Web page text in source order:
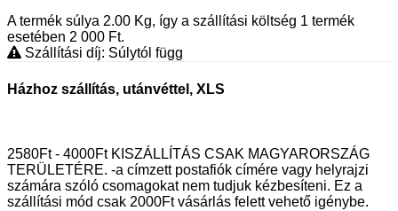
A termék súlya 2.00 Kg, így a szállítási költség 1 termék
esetében 2 000 Ft.
Szállítási díj: Súlytól függ
Házhoz szállítás, utánvéttel, XLS
2580Ft - 4000Ft KISZÁLLÍTÁS CSAK MAGYARORSZÁG
TERÜLETÉRE. -a címzett postafiók címére vagy helyrajzi
számára szóló csomagokat nem tudjuk kézbesíteni. Ez a
szállítási mód csak 2000Ft vásárlás felett vehető igénybe.